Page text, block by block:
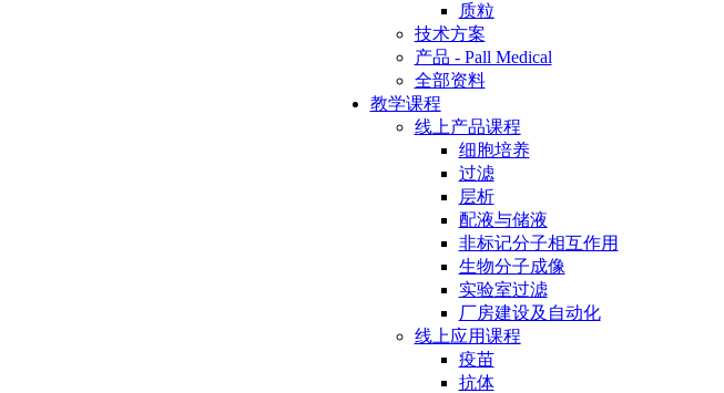
质粒
技术方案
产品 - Pall Medical
全部资料
教学课程
线上产品课程
细胞培养
过滤
层析
配液与储液
非标记分子相互作用
生物分子成像
实验室过滤
厂房建设及自动化
线上应用课程
疫苗
抗体